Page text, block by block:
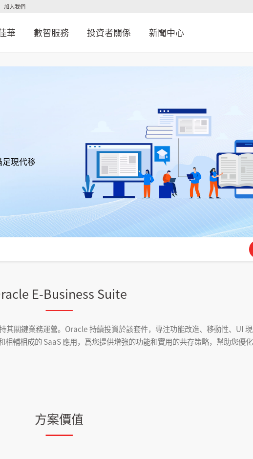
加入我們
華 數智服務 投資者關係 新聞中心
現代移
E-Business Suite
關鍵業務運營。Oracle 持續投資於該套件，專注功能改進、移動性、UI
輔相成的 SaaS 應用，爲您提供增強的功能和實用的共存策略，幫助您優
方案價值